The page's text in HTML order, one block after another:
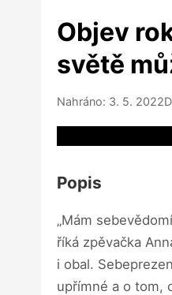
Objev
světě
Nahráno: 3. 5. 2022
Popis
„Mám
říká zpěvačka
i obal.
upřímné a o tom,